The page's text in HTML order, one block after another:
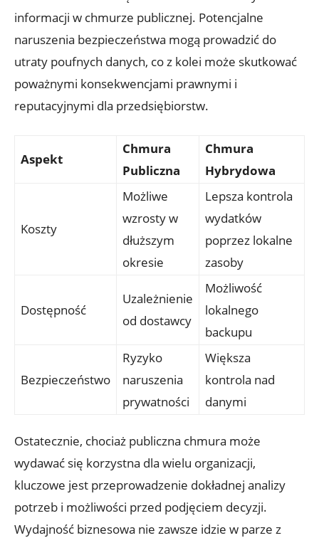
informacji w⁤ chmurze publicznej. Potencjalne
naruszenia bezpieczeństwa mogą⁤ prowadzić do​
utraty⁢ poufnych danych, co z⁣ kolei może skutkować
poważnymi konsekwencjami‍ prawnymi i
‌reputacyjnymi dla przedsiębiorstw.
Aspekt
Chmura
Publiczna
Chmura
Hybrydowa
Koszty
Możliwe
wzrosty‍ w
dłuższym
okresie
Lepsza ⁣kontrola
wydatków
poprzez lokalne
‍zasoby
Dostępność
Uzależnienie
od ‌dostawcy
Możliwość
lokalnego
backupu
Bezpieczeństwo
Ryzyko
naruszenia
prywatności
Większa
kontrola nad
danymi
Ostatecznie, chociaż publiczna​ chmura może
wydawać się korzystna ‌dla ⁤wielu organizacji,
kluczowe jest⁤ przeprowadzenie dokładnej analizy
potrzeb i ⁣możliwości przed podjęciem decyzji.
Wydajność biznesowa nie zawsze idzie w ⁢parze ⁣z⁢